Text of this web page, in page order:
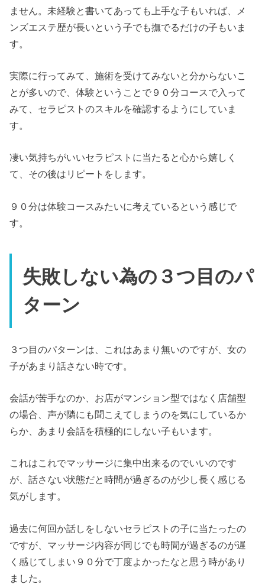
ません。未経験と書いてあっても上手な子もいれば、メ
ンズエステ歴が長いという子でも撫でるだけの子もいま
す。
実際に行ってみて、施術を受けてみないと分からないこ
とが多いので、体験ということで９０分コースで入って
みて、セラピストのスキルを確認するようにしていま
す。
凄い気持ちがいいセラピストに当たると心から嬉しく
て、その後はリピートをします。
９０分は体験コースみたいに考えているという感じで
す。
失敗しない為の３つ目のパ
ターン
３つ目のパターンは、これはあまり無いのですが、女の
子があまり話さない時です。
会話が苦手なのか、お店がマンション型ではなく店舗型
の場合、声が隣にも聞こえてしまうのを気にしているか
らか、あまり会話を積極的にしない子もいます。
これはこれでマッサージに集中出来るのでいいのです
が、話さない状態だと時間が過ぎるのが少し長く感じる
気がします。
過去に何回か話しをしないセラピストの子に当たったの
ですが、マッサージ内容が同じでも時間が過ぎるのが遅
く感じてしまい９０分で丁度よかったなと思う時があり
ました。